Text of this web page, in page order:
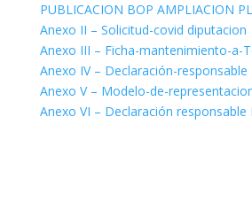
PUBLICACION BOP AMPLIACION
Anexo II – Solicitud-covid diputacion
Anexo III – Ficha-mantenimiento-a-
Anexo IV – Declaración-responsable
Anexo V – Modelo-de-
Anexo VI – Declaración responsable